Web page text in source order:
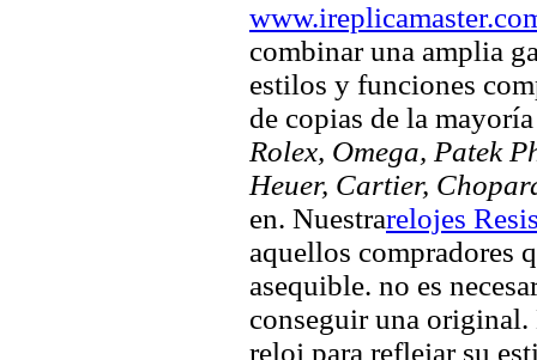
combinar una amplia
estilos y funciones
de copias de la
Rolex, Omega, Patek
Heuer, Cartier,
en. Nuestrarelojes
aquellos compradores
asequible. no es
conseguir una
reloj para reflejar su